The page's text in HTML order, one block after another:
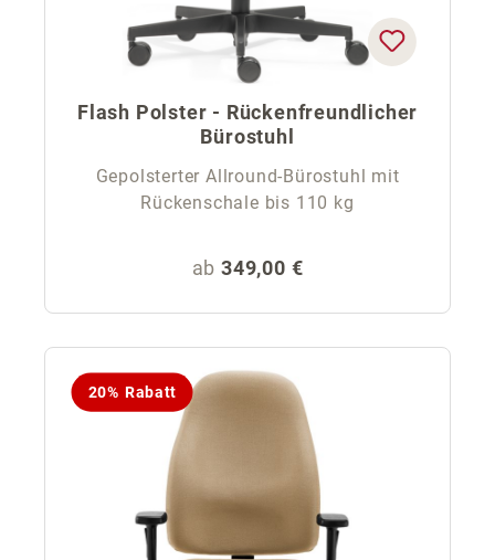
Flash Polster - Rückenfreundlicher
Bürostuhl
Gepolsterter Allround-Bürostuhl mit
Rückenschale bis 110 kg
Regulärer Preis:
ab 349,00 €
20% Rabatt